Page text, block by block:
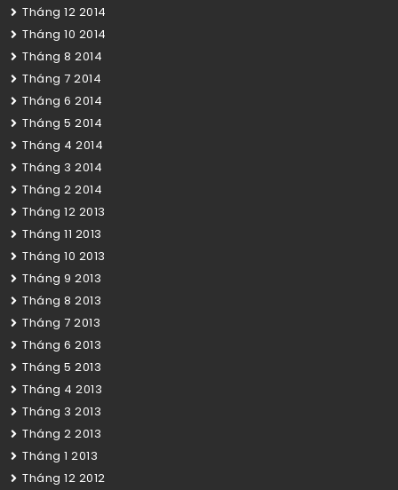
Tháng 12 2014
Tháng 10 2014
Tháng 8 2014
Tháng 7 2014
Tháng 6 2014
Tháng 5 2014
Tháng 4 2014
Tháng 3 2014
Tháng 2 2014
Tháng 12 2013
Tháng 11 2013
Tháng 10 2013
Tháng 9 2013
Tháng 8 2013
Tháng 7 2013
Tháng 6 2013
Tháng 5 2013
Tháng 4 2013
Tháng 3 2013
Tháng 2 2013
Tháng 1 2013
Tháng 12 2012